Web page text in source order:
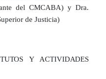
del CMCABA) y Dra.
de Justicia)
Y ACTIVIDADES